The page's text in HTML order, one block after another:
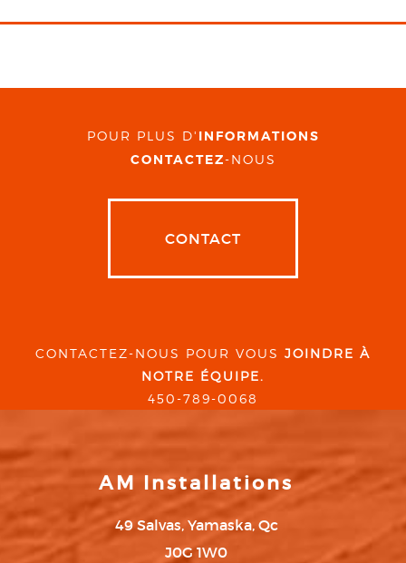
POUR PLUS D' INFORMATIONS
CONTACTEZ-NOUS
CONTACT
CONTACTEZ-NOUS POUR VOUS JOINDRE À
NOTRE ÉQUIPE.
450-789-0068
AM Installations
49 Salvas, Yamaska, Qc
J0G 1W0